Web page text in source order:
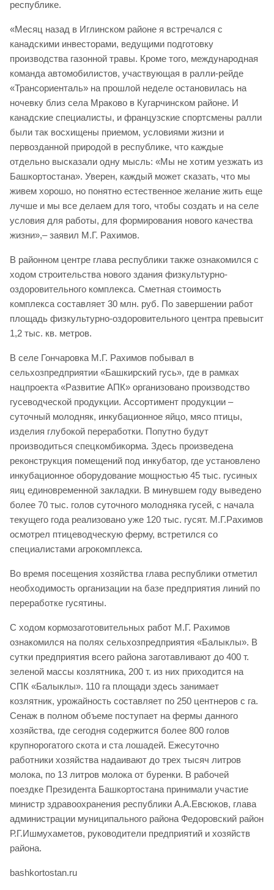
республике.
«Месяц назад в Иглинском районе я встречался с
канадскими инвесторами, ведущими подготовку
производства газонной травы. Кроме того, международная
команда автомобилистов, участвующая в ралли-рейде
«Трансориенталь» на прошлой неделе остановилась на
ночевку близ села Мраково в Кугарчинском районе. И
канадские специалисты, и французские спортсмены ралли
были так восхищены приемом, условиями жизни и
первозданной природой в республике, что каждые
отдельно высказали одну мысль: «Мы не хотим уезжать из
Башкортостана». Уверен, каждый может сказать, что мы
живем хорошо, но понятно естественное желание жить еще
лучше и мы все делаем для того, чтобы создать и на селе
условия для работы, для формирования нового качества
жизни»,– заявил М.Г. Рахимов.
В районном центре глава республики также ознакомился с
ходом строительства нового здания физкультурно-
оздоровительного комплекса. Сметная стоимость
комплекса составляет 30 млн. руб. По завершении работ
площадь физкультурно-оздоровительного центра превысит
1,2 тыс. кв. метров.
В селе Гончаровка М.Г. Рахимов побывал в
сельхозпредприятии «Башкирский гусь», где в рамках
нацпроекта «Развитие АПК» организовано производство
гусеводческой продукции. Ассортимент продукции –
суточный молодняк, инкубационное яйцо, мясо птицы,
изделия глубокой переработки. Попутно будут
производиться спецкомбикорма. Здесь произведена
реконструкция помещений под инкубатор, где установлено
инкубационное оборудование мощностью 45 тыс. гусиных
яиц единовременной закладки. В минувшем году выведено
более 70 тыс. голов суточного молодняка гусей, с начала
текущего года реализовано уже 120 тыс. гусят. М.Г.Рахимов
осмотрел птицеводческую ферму, встретился со
специалистами агрокомплекса.
Во время посещения хозяйства глава республики отметил
необходимость организации на базе предприятия линий по
переработке гусятины.
С ходом кормозаготовительных работ М.Г. Рахимов
ознакомился на полях сельхозпредприятия «Балыклы». В
сутки предприятия всего района заготавливают до 400 т.
зеленой массы козлятника, 200 т. из них приходится на
СПК «Балыклы». 110 га площади здесь занимает
козлятник, урожайность составляет по 250 центнеров с га.
Сенаж в полном объеме поступает на фермы данного
хозяйства, где сегодня содержится более 800 голов
крупнорогатого скота и ста лошадей. Ежесуточно
работники хозяйства надаивают до трех тысяч литров
молока, по 13 литров молока от буренки. В рабочей
поездке Президента Башкортостана принимали участие
министр здравоохранения республики А.А.Евсюков, глава
администрации муниципального района Федоровский район
Р.Г.Ишмухаметов, руководители предприятий и хозяйств
района.
bashkortostan.ru